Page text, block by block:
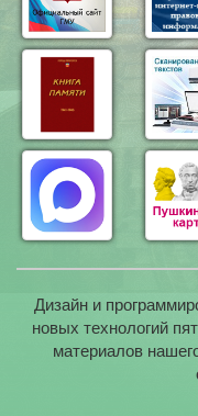
Дизайн и
новых технологий
материалов